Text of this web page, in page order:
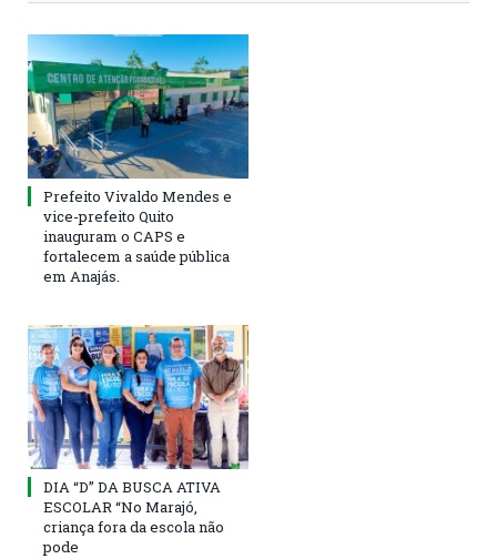
Prefeito Vivaldo Mendes e
vice-prefeito Quito
inauguram o CAPS e
fortalecem a saúde pública
em Anajás.
DIA “D” DA BUSCA ATIVA
ESCOLAR “No Marajó,
criança fora da escola não
pode